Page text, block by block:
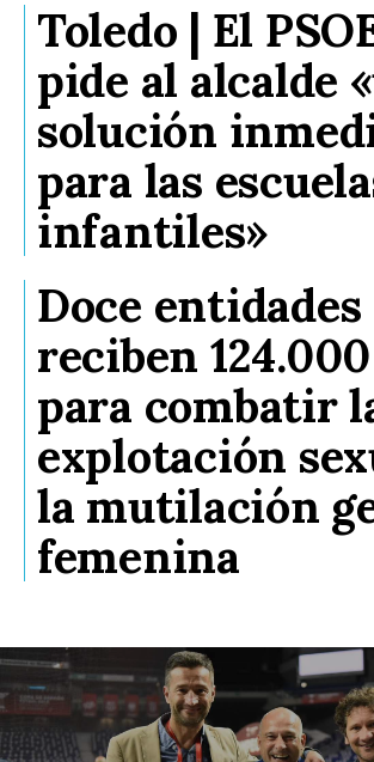
Toledo | El
pide al alcalde
solución
para las
infantiles»
Doce entidades
reciben
para combatir
explotación
la mutilación
femenina